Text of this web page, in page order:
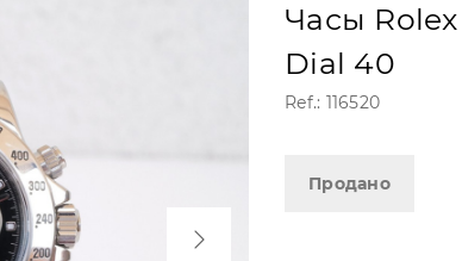
Часы
Dial 40
Ref.: 116520
Продано